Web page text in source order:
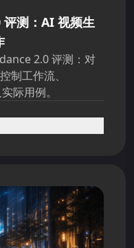
测：AI 视频生
2.0 评测：对
制工作流、
际用例。